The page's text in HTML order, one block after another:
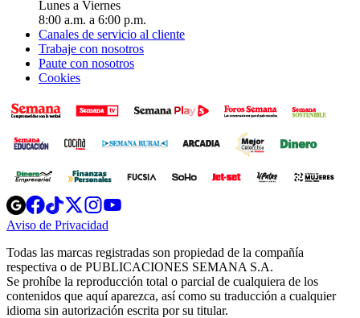
Lunes a Viernes
8:00 a.m. a 6:00 p.m.
Canales de servicio al cliente
Trabaje con nosotros
Paute con nosotros
Cookies
Opens
in
new
Opens
in
new
Opens
in
new
window
Opens
new
windowwindow
Aviso de Privacidad
new
window
Todas las marcas registradas son propiedad de la compañía
respectiva o de PUBLICACIONES SEMANA S.A.
Se prohíbe la reproducción total o parcial de cualquiera de los
contenidos que aquí aparezca, así como su traducción a cualquier
idioma sin autorización escrita por su titular.